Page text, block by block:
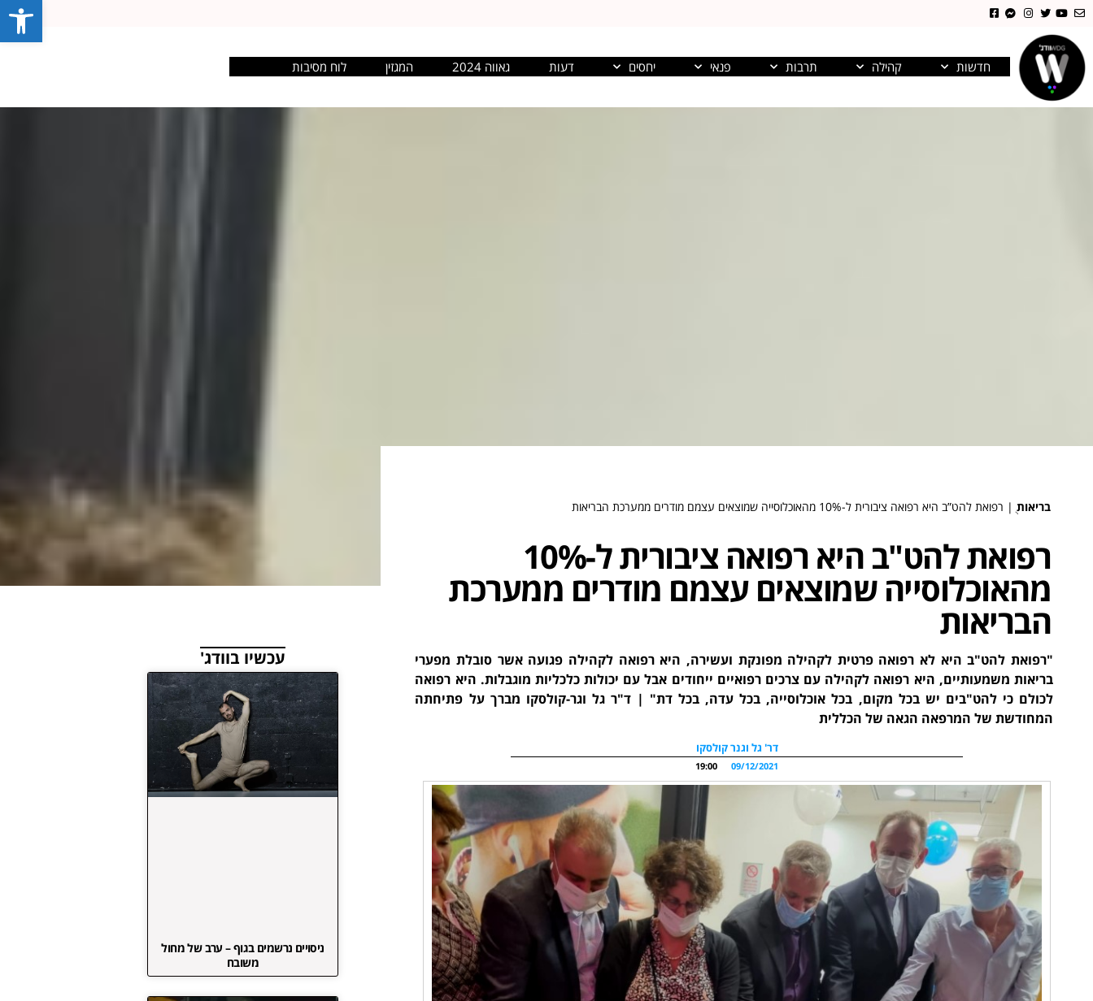
חדשות קהילה תרבות פנאי יחסים דעות גאווה 2024 המגזין לוח מסיבות
בריאות ֻ| רפואת להט”ב היא רפואה ציבורית ל-10% מהאוכלוסייה שמוצאים עצמם מודרים ממערכת הבריאות
רפואת להט"ב היא רפואה ציבורית ל-10%
מהאוכלוסייה שמוצאים עצמם מודרים ממערכת
הבריאות
"רפואת להט"ב היא לא רפואה פרטית לקהילה מפונקת ועשירה, היא רפואה לקהילה פגועה אשר סובלת מפערי
בריאות משמעותיים, היא רפואה לקהילה עם צרכים רפואיים ייחודים אבל עם יכולות כלכליות מוגבלות. היא רפואה
לכולם כי להט"בים יש בכל מקום, בכל אוכלוסייה, בכל עדה, בכל דת" | ד"ר גל וגר-קולסקו מברך על פתיחתה
המחודשת של המרפאה הגאה של הכללית
דר' גל וגנר קולסקו
09/12/2021
19:00
עכשיו בוודג'
ניסויים נרשמים בגוף – ערב של מחול
משובח